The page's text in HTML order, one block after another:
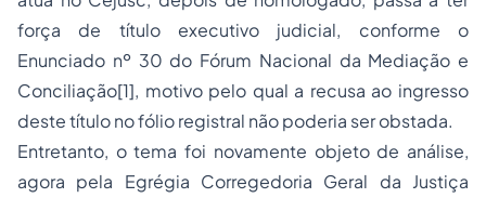
força de título executivo judicial, conforme o
Enunciado nº 30 do Fórum Nacional da Mediação e
Conciliação[1], motivo pelo qual a recusa ao ingresso
deste título no fólio registral não poderia ser obstada.
Entretanto, o tema foi novamente objeto de análise,
agora pela Egrégia Corregedoria Geral da Justiça